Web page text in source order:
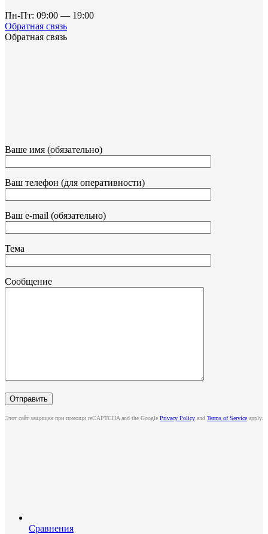
Пн-Пт: 09:00 — 19:00
Обратная связь
Обратная связь
Ваше имя (обязательно)
Ваш телефон (для оперативности)
Ваш e-mail (обязательно)
Тема
Сообщение
Этот сайт защищен при помощи reCAPTCHA and the Google Privacy Policy and Terms of Service apply.
Сравнения